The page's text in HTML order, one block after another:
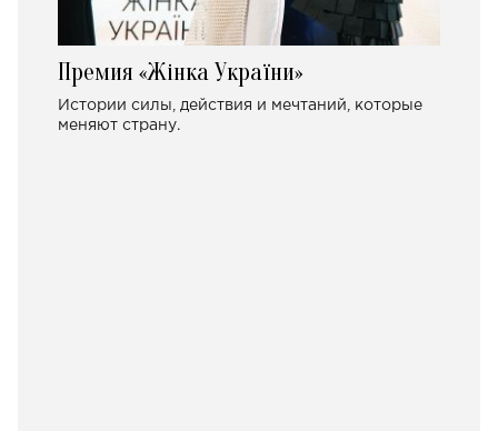
Премия «Жінка України»
Истории силы, действия и мечтаний, которые
меняют страну.